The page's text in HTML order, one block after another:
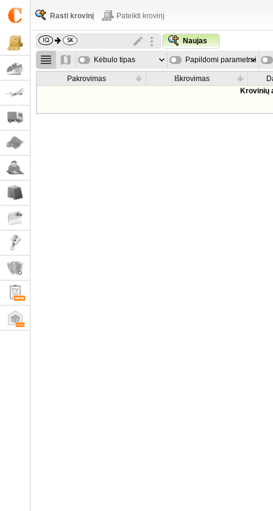
Rasti krovinį Pateikti krovinį
Naujas
Kėbulo tipas Papildomi parametrai
Pakrovimas Iškrovimas
Krovinių